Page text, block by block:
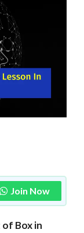
Join Now
Box in